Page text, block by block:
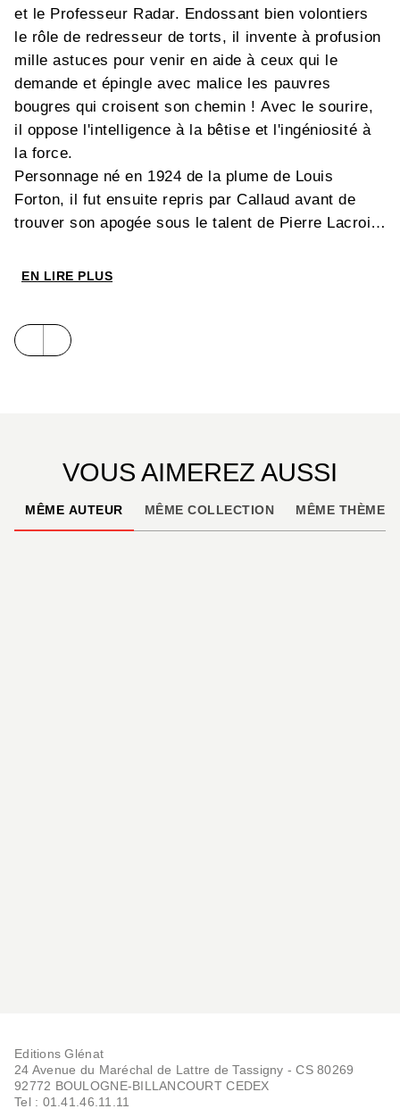
et le Professeur Radar. Endossant bien volontiers
le rôle de redresseur de torts, il invente à profusion
mille astuces pour venir en aide à ceux qui le
demande et épingle avec malice les pauvres
bougres qui croisent son chemin ! Avec le sourire,
il oppose l'intelligence à la bêtise et l'ingéniosité à
la force.
Personnage né en 1924 de la plume de Louis
Forton, il fut ensuite repris par Callaud avant de
trouver son apogée sous le talent de Pierre Lacroix,
EN LIRE PLUS
VOUS AIMEREZ AUSSI
MÊME AUTEUR MÊME COLLECTION MÊME THÈME
Editions Glénat
24 Avenue du Maréchal de Lattre de Tassigny - CS 80269
92772 BOULOGNE-BILLANCOURT CEDEX
Tel : 01.41.46.11.11